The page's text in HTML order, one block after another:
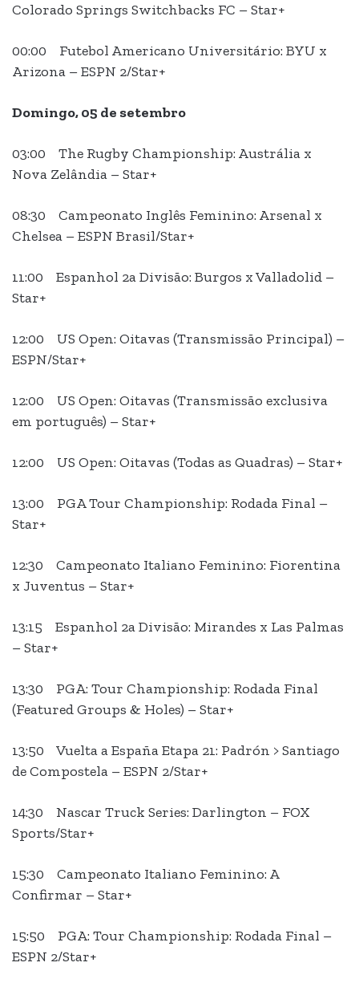
Colorado Springs Switchbacks FC – Star+
00:00 Futebol Americano Universitário: BYU x
Arizona – ESPN 2/Star+
Domingo, 05 de setembro
03:00 The Rugby Championship: Austrália x
Nova Zelândia – Star+
08:30 Campeonato Inglês Feminino: Arsenal x
Chelsea – ESPN Brasil/Star+
11:00 Espanhol 2a Divisão: Burgos x Valladolid –
Star+
12:00 US Open: Oitavas (Transmissão Principal) –
ESPN/Star+
12:00 US Open: Oitavas (Transmissão exclusiva
em português) – Star+
12:00 US Open: Oitavas (Todas as Quadras) – Star+
13:00 PGA Tour Championship: Rodada Final –
Star+
12:30 Campeonato Italiano Feminino: Fiorentina
x Juventus – Star+
13:15 Espanhol 2a Divisão: Mirandes x Las Palmas
– Star+
13:30 PGA: Tour Championship: Rodada Final
(Featured Groups & Holes) – Star+
13:50 Vuelta a España Etapa 21: Padrón > Santiago
de Compostela – ESPN 2/Star+
14:30 Nascar Truck Series: Darlington – FOX
Sports/Star+
15:30 Campeonato Italiano Feminino: A
Confirmar – Star+
15:50 PGA: Tour Championship: Rodada Final –
ESPN 2/Star+